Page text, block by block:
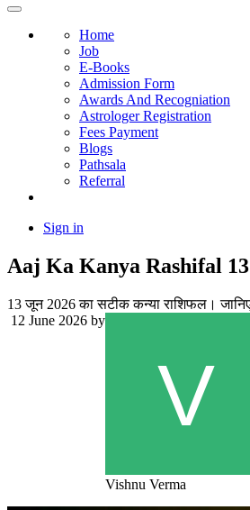
Home
Job
E-Books
Admission Form
Awards And Recogniation
Astrologer Registration
Fees Payment
Blogs
Pathsala
Referral
Sign in
Aaj Ka Kanya Rashifal
13 जून 2026 का सटीक कन्या राशिफल।
12 June 2026 by
Vishnu Verma